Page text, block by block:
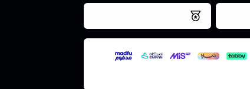
نتميز بلجودة والتخزين الامن